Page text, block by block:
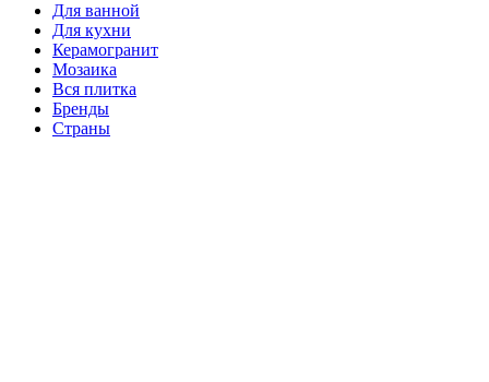
Для ванной
Для кухни
Керамогранит
Мозаика
Вся плитка
Бренды
Страны